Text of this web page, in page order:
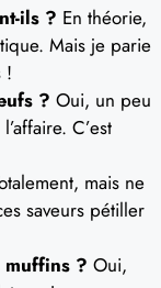
ils ? En théorie,
Mais je parie
!
? Oui, un peu
C’est
mais ne
saveurs pétiller
muffins ? Oui,